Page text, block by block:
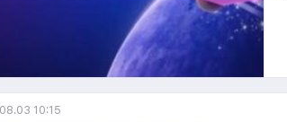
08.03 10:15